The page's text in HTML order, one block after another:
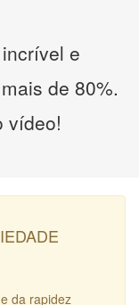
e
de 80%.
vídeo!
da rapidez